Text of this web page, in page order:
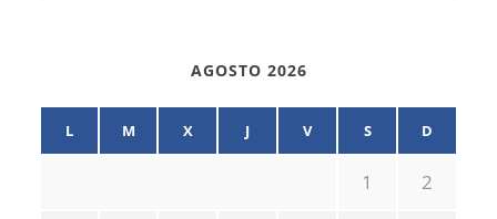
AGOSTO 2026
L M X J V S D
1 2